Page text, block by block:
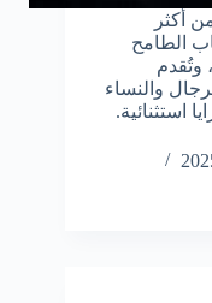
قطر 2025 تُعد من أكثر
الطامح
وتُقدم
والنساء
استثنائية.